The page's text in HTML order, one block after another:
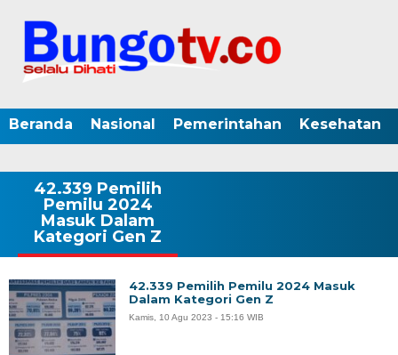
Beranda Nasional Pemerintahan Kesehatan
42.339 Pemilih
Pemilu 2024
Masuk Dalam
Kategori Gen Z
42.339 Pemilih Pemilu 2024 Masuk
Dalam Kategori Gen Z
Kamis, 10 Agu 2023 - 15:16 WIB